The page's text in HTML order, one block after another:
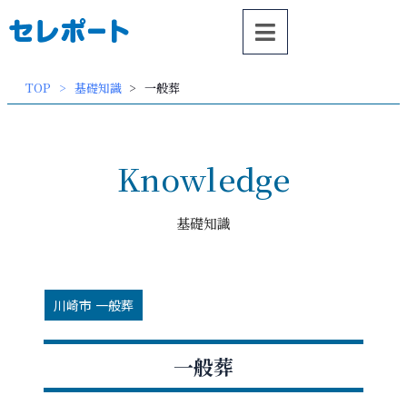
容
TOP 基礎知識 一般葬
Knowledge
基礎知識
川崎市 一般葬
一般葬